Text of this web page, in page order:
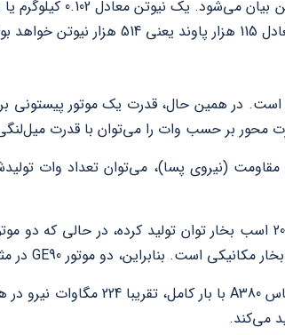
در همین حال، قدرت یک موتور پیستونی
محور بر حسب وات را می‌توان با قدرت
مقاومت (نیروی پسا)، می‌توان تعداد وات